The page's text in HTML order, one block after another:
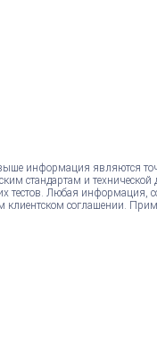
информация являются
стандартам и
тестов. Любая информация,
соглашении.